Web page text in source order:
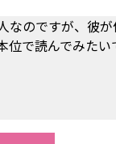
なのですが、彼
で読んでみたい